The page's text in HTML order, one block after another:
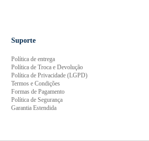
Suporte
Política de entrega
Política de Troca e Devolução
Política de Privacidade (LGPD)
Termos e Condições
Formas de Pagamento
Política de Segurança
Garantia Estendida